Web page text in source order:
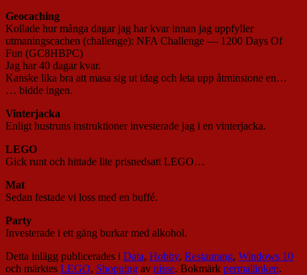
Geocaching
Kollade hur många dagar jag har kvar innan jag uppfyller
utmaningscachen (challenge): NFA Challenge — 1200 Days Of
Fun (GC8HBPC)
Jag har 40 dagar kvar.
Kanske lika bra att masa sig ut idag och leta upp åtminstone en…
… bidde ingen.
Vinterjacka
Enligt hustruns instruktioner investerade jag i en vinterjacka.
LEGO
Gick runt och hittade lite prisnedsatt LEGO…
Mat
Sedan festade vi loss med en buffé.
Party
Investerade i ett gäng burkar med alkohol.
Detta inlägg publicerades i Data, Hobby, Restaurang, Windows 10
och märktes LEGO, Shopping av nisse. Bokmärk permalänken.